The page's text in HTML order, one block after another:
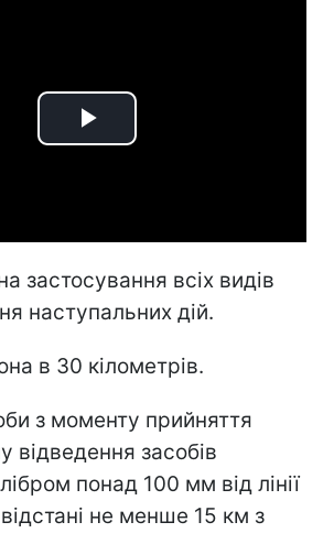
Play
застосування всіх видів
наступальних дій.
в 30 кілометрів.
з моменту прийняття
засобів
понад 100 мм від лінії
не менше 15 км з